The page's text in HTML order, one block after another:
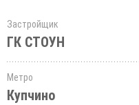
Застройщик
ГК СТОУН
Метро
Купчино